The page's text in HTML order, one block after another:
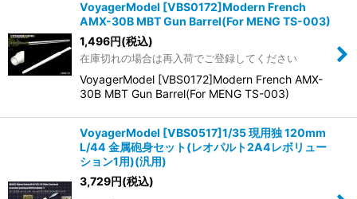
VoyagerModel [VBS0172]Modern French
AMX-30B MBT Gun Barrel(For MENG TS-003)
1,496円(税込)
在庫切れの場合は再入荷でご登録してください
VoyagerModel [VBS0172]Modern French AMX-
30B MBT Gun Barrel(For MENG TS-003)
VoyagerModel [VBS0517]1/35 現用独 120mm
L/44 金属砲身セット(レオパルト2A4レボリュー
ション1用)(汎用)
3,729円(税込)